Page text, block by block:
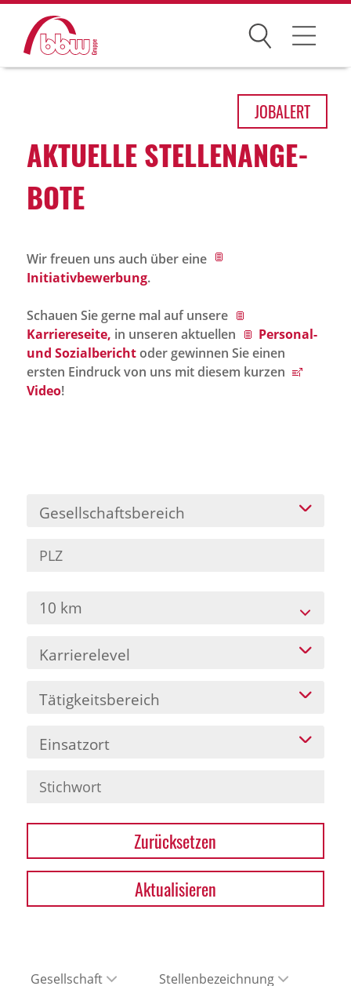
Suchen
Über uns
Historie
bbw als Arbeitgeber
Jobportal
Presse und Medien
Karriere
Presse
News Archiv
JOBALERT
AKTU­ELLE STEL­LEN­AN­GE­
BOTE
Wir freuen uns auch über eine
Initiativbewerbung.
Schauen Sie gerne mal auf unsere
Karriereseite, in unseren aktuellen
Personal-
und Sozialberichtoder gewinnen Sie einen
ersten Eindruck von uns mit diesem kurzen
Video!
Gesellschaftsbereich
10 km
Karrierelevel
Tätigkeitsbereich
Einsatzort
Zurücksetzen
Aktualisieren
Gesellschaft
Stellenbezeichnung